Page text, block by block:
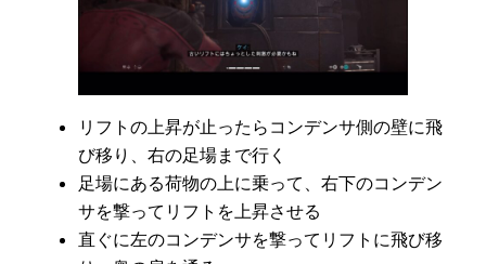
リフトの上昇が止ったらコンデンサ側の壁に飛
び移り、右の足場まで行く
足場にある荷物の上に乗って、右下のコンデン
サを撃ってリフトを上昇させる
直ぐに左のコンデンサを撃ってリフトに飛び移